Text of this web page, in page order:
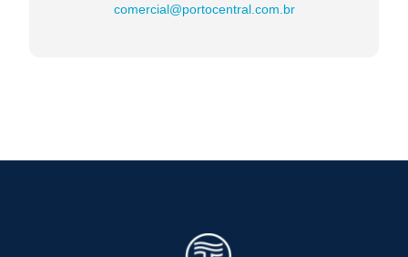
comercial@portocentral.com.br